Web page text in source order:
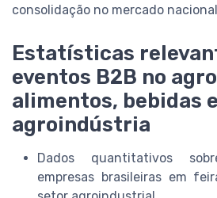
consolidação no mercado
Estatísticas
eventos B2B no
alimentos, bebidas e
agroindústria
Dados quantitativos
empresas brasileiras em